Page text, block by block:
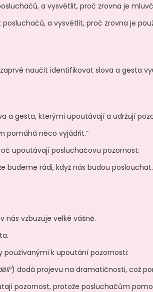
a vysvětlit, proč zrovna je
a vysvětlit, proč zrovna je
naučit identifikovat slova a gesta
a gesta, kterými upoutávají a udržují
pomáhá něco vyjádřit.“
upoutávají posluchačovu pozornost:
budeme rádi, když nás budou poslouchat.
nás vzbuzuje velké vášně.
používanými k upoutání pozornosti:
) dodá projevu na dramatičnosti, což
pozornost, protože posluchačům